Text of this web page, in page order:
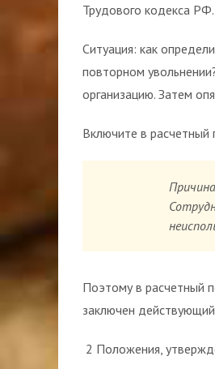
Трудового кодекса
Ситуация: как
повторном
организацию. Затем
Включите в расчетный
Поэтому в расчетный
заключен
2 Положения,